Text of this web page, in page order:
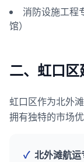
消防设施工程
馆）
二、虹口
虹口区作为北外
拥有独特的市场优
✓ 北外滩航运